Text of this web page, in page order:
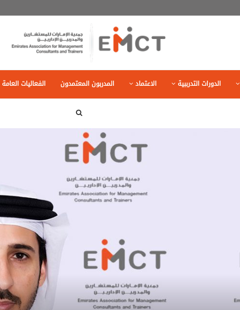
الدورات التدرببية الاعتماد المدربون المعتمدون الفعاليات العامة